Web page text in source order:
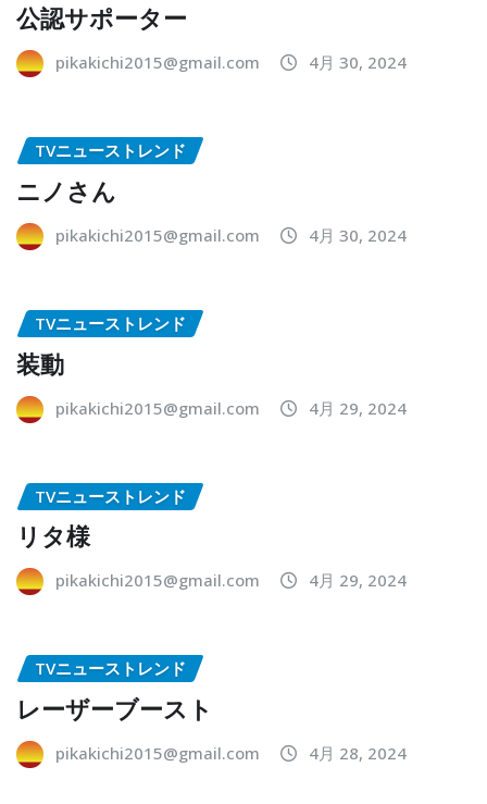
公認サポーター
pikakichi2015@gmail.com 4月 30, 2024
TVニューストレンド
ニノさん
pikakichi2015@gmail.com 4月 30, 2024
TVニューストレンド
装動
pikakichi2015@gmail.com 4月 29, 2024
TVニューストレンド
リタ様
pikakichi2015@gmail.com 4月 29, 2024
TVニューストレンド
レーザーブースト
pikakichi2015@gmail.com 4月 28, 2024